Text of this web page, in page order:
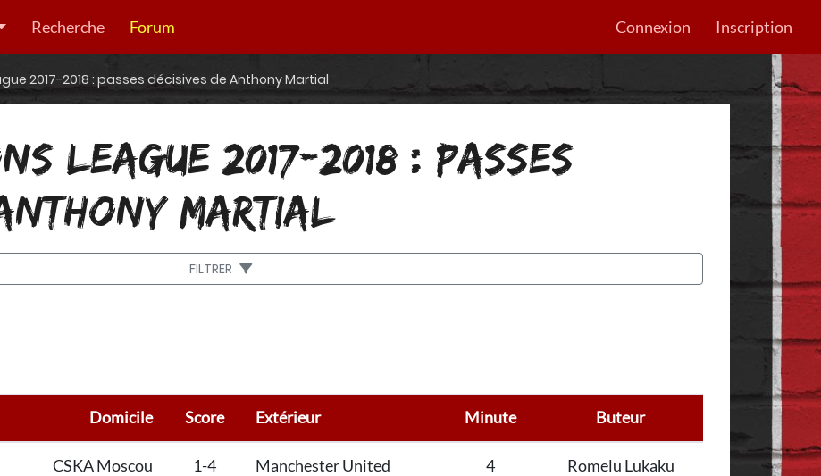
Recherche Forum Connexion Inscription
2017-2018 : passes décisives de Anthony Martial
LEAGUE 2017-2018 : PASSES
MARTIAL
FILTRER
Domicile Score Extérieur Minute Buteur
CSKA Moscou 1-4 Manchester United 4 Romelu Lukaku